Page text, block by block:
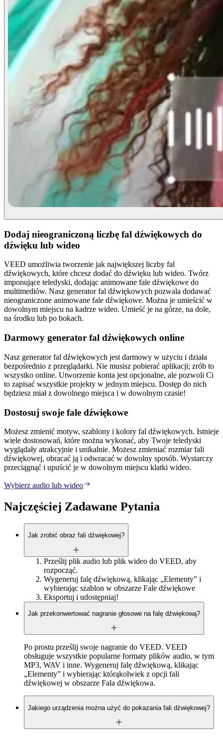
Dodaj nieograniczoną liczbę fal dźwiękowych do
dźwięku lub wideo
VEED umożliwia tworzenie jak największej liczby fal
dźwiękowych, które chcesz dodać do dźwięku lub wideo. Twórz
imponujące teledyski, dodając animowane fale dźwiękowe do
multimediów. Nasz generator fal dźwiękowych pozwala dodawać
nieograniczone animowane fale dźwiękowe. Można je umieścić w
dowolnym miejscu na kadrze wideo. Umieść je na górze, na dole,
na środku lub po bokach.
Darmowy generator fal dźwiękowych online
Nasz generator fal dźwiękowych jest darmowy w użyciu i działa
bezpośrednio z przeglądarki. Nie musisz pobierać aplikacji; zrób to
wszystko online. Utworzenie konta jest opcjonalne, ale pozwoli Ci
to zapisać wszystkie projekty w jednym miejscu. Dostęp do nich
będziesz miał z dowolnego miejsca i w dowolnym czasie!
Dostosuj swoje fale dźwiękowe
Możesz zmienić motyw, szablony i kolory fal dźwiękowych. Istnieje
wiele dostosowań, które można wykonać, aby Twoje teledyski
wyglądały atrakcyjnie i unikalnie. Możesz zmieniać rozmiar fali
dźwiękowej, obracać ją i odwracać w dowolny sposób. Wystarczy
przeciągnąć i upuścić je w dowolnym miejscu klatki wideo.
Wybierz audio lub wideo
Najczęściej Zadawane Pytania
Jak zrobić obraz fali dźwiękowej?
Prześlij plik audio lub plik wideo do VEED, aby
rozpocząć.
Wygeneruj falę dźwiękową, klikając „Elementy” i
wybierając szablon w obszarze Fale dźwiękowe
Eksportuj i udostępniaj!
Jak przekonwertować nagranie głosowe na falę dźwiękową?
Po prostu prześlij swoje nagranie do VEED. VEED
obsługuje wszystkie popularne formaty plików audio, w tym
MP3, WAV i inne. Wygeneruj falę dźwiękową, klikając
„Elementy” i wybierając którąkolwiek z opcji fali
dźwiękowej w obszarze Fala dźwiękowa.
Jakiego urządzenia można użyć do pokazania fali dźwiękowej?